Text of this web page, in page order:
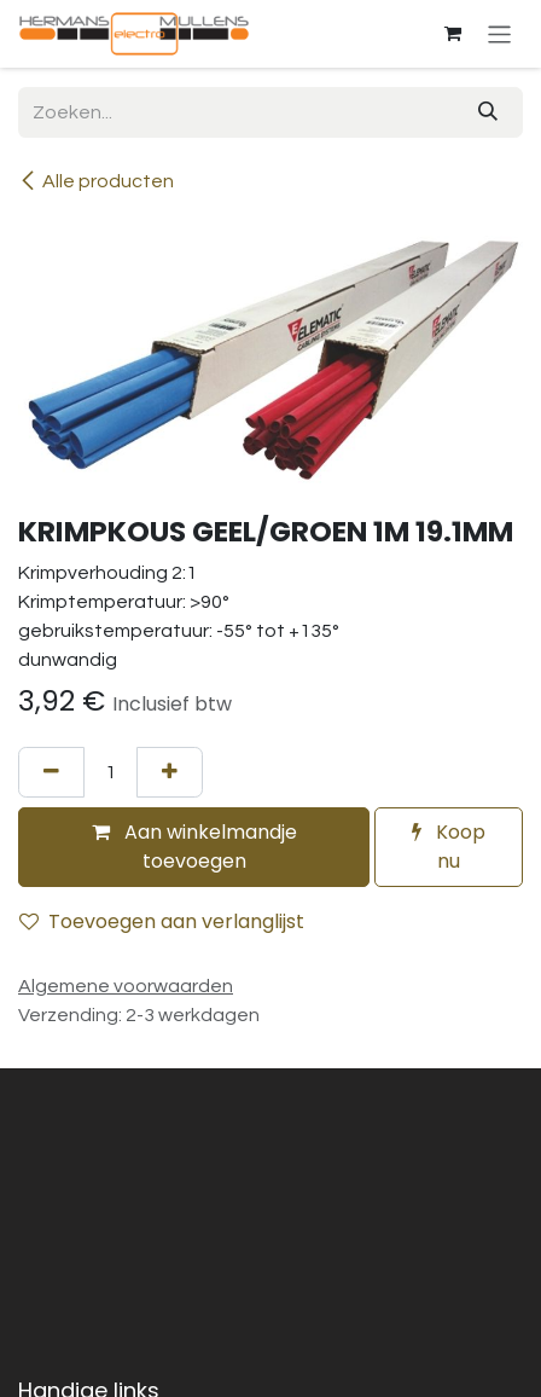
Overslaan naar inhoud
Alle producten
KRIMPKOUS GEEL/GROEN 1M 19.1MM
Krimpverhouding 2:1
Krimptemperatuur: >90°
gebruikstemperatuur: -55° tot +135°
dunwandig
3,92 € Inclusief btw
Aan winkelmandje
toevoegen
Koop
nu
Toevoegen aan verlanglijst
Algemene voorwaarden
Verzending: 2-3 werkdagen
Handige links